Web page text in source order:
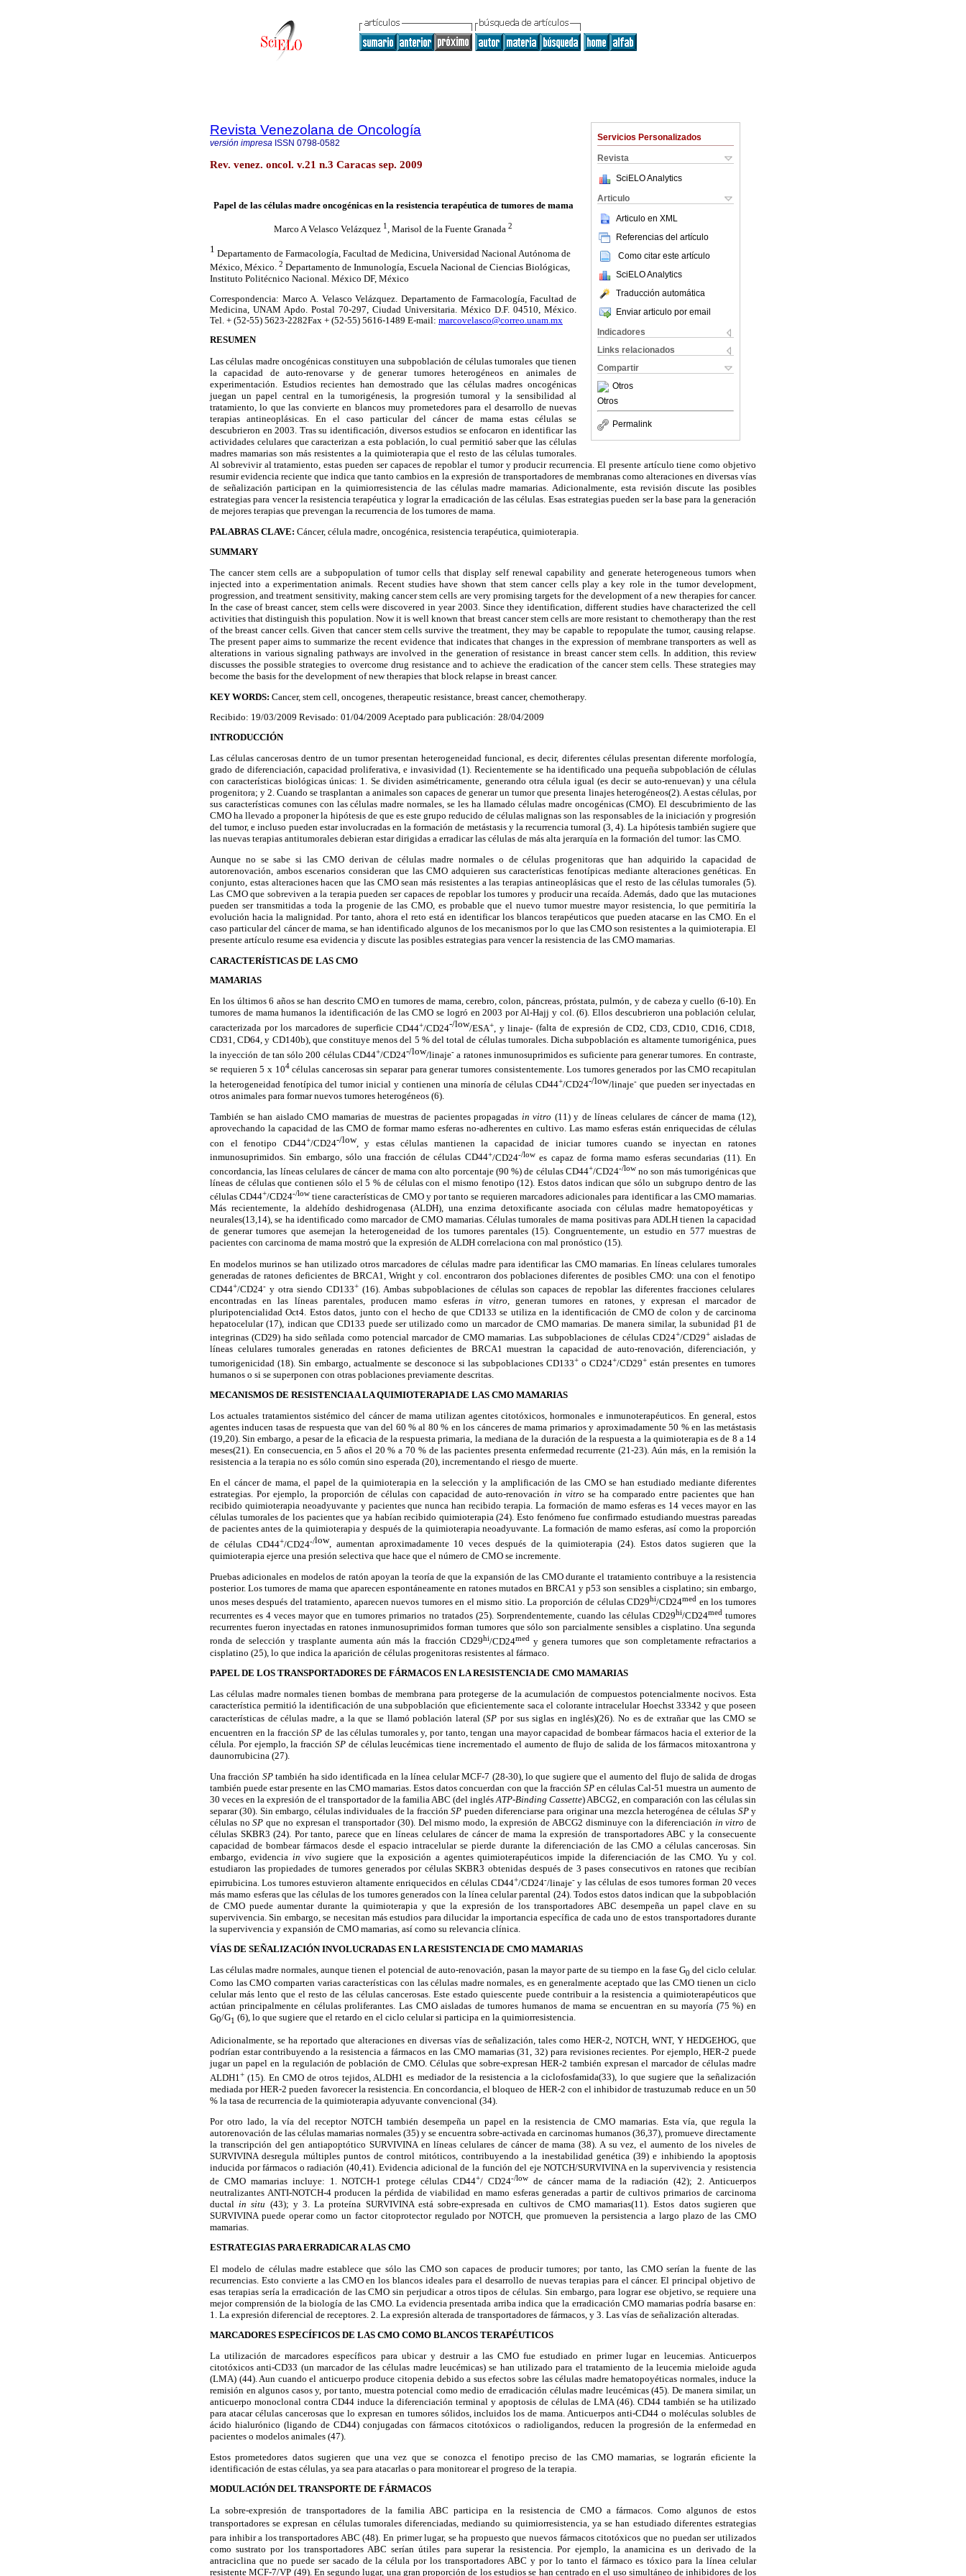
Servicios Personalizados
Revista
SciELO Analytics
Articulo
Articulo en XML
Referencias del artículo
Como citar este artículo
SciELO Analytics
Traducción automática
Enviar articulo por email
Indicadores
Links relacionados
Compartir
Otros
Otros
Permalink
Revista Venezolana de Oncología
versión impresa ISSN 0798-0582
Rev. venez. oncol. v.21 n.3 Caracas sep. 2009
Papel de las células madre oncogénicas en la resistencia terapéutica de tumores de mama
Marco A Velasco Velázquez 1 , Marisol de la Fuente Granada 2
1 Departamento de Farmacología, Facultad de Medicina, Universidad Nacional Autónoma de
México, México. 2 Departamento de Inmunología, Escuela Nacional de Ciencias Biológicas,
Instituto Politécnico Nacional. México DF, México
Correspondencia: Marco A. Velasco Velázquez. Departamento de Farmacología, Facultad de
Medicina, UNAM Apdo. Postal 70-297, Ciudad Universitaria. México D.F. 04510, México.
Tel. + (52-55) 5623-2282Fax + (52-55) 5616-1489 E-mail: marcovelasco@correo.unam.mx
RESUMEN
Las células madre oncogénicas constituyen una subpoblación de células tumorales que tienen
la capacidad de auto-renovarse y de generar tumores heterogéneos en animales de
experimentación. Estudios recientes han demostrado que las células madres oncogénicas
juegan un papel central en la tumorigénesis, la progresión tumoral y la sensibilidad al
tratamiento, lo que las convierte en blancos muy prometedores para el desarrollo de nuevas
terapias antineoplásicas. En el caso particular del cáncer de mama estas células se
descubrieron en 2003. Tras su identificación, diversos estudios se enfocaron en identificarlas
actividades celulares que caracterizan a esta población, lo cual permitió saber que las células
madres mamarias son más resistentes a la quimioterapia que el resto de las células tumorales.
Al sobrevivir al tratamiento, estas pueden ser capaces de repoblar el tumor y producir recurrencia. El presente artículo tiene como objetivo
resumir evidencia reciente que indica que tanto cambios en la expresión de transportadores de membranas como alteraciones en diversas vías
de señalización participan en la quimiorresistencia de las células madre mamarias. Adicionalmente, esta revisión discute las posibles
estrategias para vencer la resistencia terapéutica y lograr la erradicación de las células. Esas estrategias pueden ser la base para la generación
de mejores terapias que prevengan la recurrencia de los tumores de mama.
PALABRAS CLAVE: Cáncer, célula madre, oncogénica, resistencia terapéutica, quimioterapia.
SUMMARY
The cancer stem cells are a subpopulation of tumor cells that display self renewal capability and generate heterogeneous tumors when
injected into a experimentation animals. Recent studies have shown that stem cancer cells play a key role in the tumor development,
progression, and treatment sensitivity, making cancer stem cells are very promising targets for the development of a new therapies for cancer.
In the case of breast cancer, stem cells were discovered in year 2003. Since they identification, different studieshave characterized the cell
activities that distinguish this population. Now it is well known that breast cancer stemcells are more resistant to chemotherapy than the rest
of the breast cancer cells. Given that cancer stem cells survive the treatment, they may be capable to repopulate the tumor, causing relapse.
The present paper aims to summarize the recent evidence that indicates that changes in the expression of membrane transporters as well as
alterations in various signaling pathways are involved in the generation of resistance in breast cancer stem cells. In addition, this review
discusses the possible strategies to overcome drug resistance and to achieve the eradicationof the cancer stem cells. These strategies may
become the basis for the development of new therapies that block relapse in breast cancer.
KEY WORDS: Cancer, stem cell, oncogenes, therapeutic resistance, breast cancer, chemotherapy.
Recibido: 19/03/2009 Revisado: 01/04/2009 Aceptado para publicación: 28/04/2009
INTRODUCCIÓN
Las células cancerosas dentro de un tumor presentan heterogeneidad funcional, es decir, diferentes células presentan diferente morfología,
grado de diferenciación, capacidad proliferativa, e invasividad (1). Recientemente se ha identificado una pequeña subpoblación de células
con características biológicas únicas: 1. Se dividen asimétricamente, generando otra célula igual (es decir se auto-renuevan) y una célula
progenitora; y 2. Cuando se trasplantan a animales son capaces de generar un tumor que presenta linajes heterogéneos(2). A estas células, por
sus características comunes con las células madre normales, se les ha llamado células madre oncogénicas (CMO). El descubrimiento de las
CMO ha llevado a proponer la hipótesis de que es este grupo reducido de células malignas son las responsables de la iniciación y progresión
del tumor, e incluso pueden estar involucradasen la formación de metástasis y la recurrenciatumoral (3, 4). La hipótesis también sugiere que
las nuevas terapias antitumorales debieran estar dirigidas a erradicar las células de más alta jerarquía en la formación del tumor: las CMO.
Aunque no se sabe si las CMO derivan de células madre normales o de células progenitoras que han adquirido la capacidad de
autorenovación, ambos escenarios consideran que lasCMO adquieren sus características fenotípicas mediante alteraciones genéticas. En
conjunto, estas alteraciones hacen que las CMO sean más resistentes a las terapias antineoplásicas que el resto de las células tumorales (5).
Las CMO que sobreviven a la terapia pueden ser capaces de repoblar los tumores y producir una recaída. Además, dado que las mutaciones
pueden ser transmitidas a toda la progenie de las CMO, es probable que el nuevo tumor muestre mayor resistencia, lo que permitiría la
evolución hacia la malignidad. Por tanto, ahora el reto está en identificar los blancos terapéuticos que pueden atacarse en las CMO. En el
caso particular del cáncer de mama, se han identificado algunosde los mecanismos por lo que las CMO son resistentes a la quimioterapia. El
presente artículo resume esa evidencia y discute las posibles estrategias para vencer la resistencia de las CMO mamarias.
CARACTERÍSTICAS DE LAS CMO
MAMARIAS
En los últimos 6 años se han descrito CMO en tumores de mama, cerebro, colon, páncreas, próstata, pulmón, y de cabeza y cuello (6-10). En
tumores de mama humanos la identificación delas CMO se logró en 2003 por Al-Hajj y col. (6). Ellos descubrieron una población celular,
caracterizada por los marcadores de superficieCD44+/CD24-/low/ESA+ , y linaje-(falta deexpresión de CD2, CD3, CD10, CD16, CD18,
CD31, CD64, y CD140b), que constituye menos del 5 % del total de células tumorales. Dicha subpoblación es altamente tumorigénica, pues
la inyección de tan sólo 200 células CD44+/CD24-/low/linaje- a ratones inmunosuprimidos es suficiente para generar tumores. En contraste,
se requieren 5 x 104células cancerosas sin separar para generar tumores consistentemente. Los tumores generados por las CMO recapitulan
la heterogeneidad fenotípica del tumor inicial y contienen una minoría de células CD44+/CD24-/low/linaje- que pueden ser inyectadas en
otros animales para formar nuevos tumores heterogéneos (6).
También se han aislado CMO mamarias de muestras de pacientes propagadas in vitro (11) y de líneas celulares de cáncer de mama (12),
aprovechando la capacidad de las CMO de formar mamo esferas no-adherentes en cultivo. Las mamo esferas están enriquecidas de células
con el fenotipo CD44+/CD24-/low, y estas células mantienen la capacidad de iniciar tumores cuando se inyectan en ratones
inmunosuprimidos. Sin embargo, sólo una fracción de células CD44+/CD24-/lowes capaz de forma mamo esferassecundarias (11). En
concordancia, las líneas celulares de cáncer de mama con alto porcentaje (90 %) de células CD44+/CD24-/low no son más tumorigénicas que
líneas de células que contienen sólo el 5 % de células con el mismo fenotipo(12). Estos datos indican que sólo un subgrupo dentro de las
células CD44+/CD24-/low tiene características de CMO y por tanto se requieren marcadores adicionales para identificar a las CMO mamarias.
Más recientemente, la aldehído deshidrogenasa (ALDH), una enzima detoxificante asociada con células madre hematopoyéticas y
neurales(13,14), se ha identificado como marcador de CMO mamarias. Células tumorales de mama positivas para ADLH tienen la capacidad
de generar tumores que asemejan la heterogeneidad de los tumores parentales (15). Congruentemente, un estudio en 577 muestras de
pacientes con carcinoma de mama mostró que la expresión de ALDH correlaciona con mal pronóstico (15).
En modelos murinos se han utilizado otros marcadores de células madre para identificar lasCMO mamarias. En líneas celulares tumorales
generadas de ratones deficientes de BRCA1,
Wright y col. encontraron dos poblaciones diferentes de posibles CMO: una con el fenotipo
CD44+/CD24- y otra siendo CD133+(16). Ambas subpoblaciones de células son capaces de repoblarlas diferentes fracciones celulares
encontradas en las líneas parentales, producen mamo esferasin vitro , generan tumores en ratones, y expresan el marcador de
pluripotencialidad Oct4. Estos datos, junto con el hecho de que CD133 se utiliza en la identificación de CMO de colon y decarcinoma
hepatocelular (17), indican que CD133 puede ser utilizado como un marcador de CMO mamarias. De manera similar, la subunidad β1 de
integrinas (CD29) ha sido señlada como potencial marcador de CMO mamarias. Las subpoblaciones de células CD24+/CD29+aisladas de
líneas celulares tumorales generadasen ratones deficientes de BRCA1 muestran la capacidad de auto-renovación, diferenciación, y
tumorigenicidad (18). Sin embargo, actualmente se desconoce si las subpoblaciones CD133+o CD24+/CD29+ están presentes en tumores
humanos o si se superponen con otras poblaciones previamente descritas.
MECANISMOS DE RESISTENCIA A LA QUIMIOTERAPIA DE LAS CMO MAMARIAS
Los actuales tratamientos sistémico del cáncer de mama utilizan agentes citotóxicos, hormonales e inmunoterapéuticos. En general, estos
agentes inducen tasas de respuesta que van del 60 % al 80 % en los cánceres de mama primarios y aproximadamente 50 % en las metástasis
(19,20). Sin embargo, a pesar de la eficacia de la respuesta primaria, la mediana de la duración de la respuesta a la quimioterapia es de 8 a 14
meses(21). En consecuencia, en 5 años el 20 % a 70 % de las pacientes presenta enfermedadrecurrente (21-23). Aún más, en la remisión la
resistencia a la terapia no es sólo común sino esperada (20), incrementando el riesgo de muerte.
En el cáncer de mama, el papel de la quimioterapia en la selección y la amplificación de las CMO se han estudiado mediante diferentes
estrategias. Por ejemplo, la proporción de células con capacidad de auto-renovación in vitro se ha comparado entre pacientes que han
recibido quimioterapia neoadyuvante y pacientes que nunca han recibido terapia. La formación de mamo esferas es 14 veces mayor en las
células tumorales de los pacientes que ya habían recibido quimioterapia (24). Esto fenómeno fue confirmado estudiando muestras pareadas
de pacientes antes de la quimioterapia y después de la quimioterapianeoadyuvante. La formación de mamo esferas,así como la proporción
de células CD44+/CD24-/low, aumentan aproximadamente 10 veces después de la quimioterapia (24). Estos datos sugieren que la
quimioterapia ejerce una presión selectiva que hace que el número de CMO se incremente.
Pruebas adicionales en modelos de ratón apoyan la teoría de que la expansión de las CMO durante el tratamiento contribuye a la resistencia
posterior. Los tumores de mama que aparecen espontáneamente en ratones mutados en BRCA1 y p53 son sensibles a cisplatino; sin embargo,
unos meses después del tratamiento, aparecen nuevos tumores en el mismo sitio. La proporción de células CD29hi/CD24med en los tumores
recurrentes es 4 veces mayor que en tumores primarios no tratados (25). Sorprendentemente, cuando las células CD29hi/CD24medtumores
recurrentes fueron inyectadas en ratones inmunosuprimidos forman tumores que sólo son parcialmente sensibles a cisplatino. Una segunda
ronda de selección y trasplante aumenta aún más la fracción CD29hi/CD24medy genera tumores que son completamente refractarios a
cisplatino (25), lo que indica la aparición de células progenitoras resistentes al fármaco.
PAPEL DE LOS TRANSPORTADORES DE FÁRMACOS EN LA RESISTENCIA DE CMO MAMARIAS
Las células madre normales tienen bombas de membrana para protegerse de la acumulación de compuestos potencialmente nocivos. Esta
característica permitió la identificación de una subpoblación que eficientemente saca el colorante intracelular Hoechst 33342 y que poseen
características de células madre, a la que se llamó población lateral (SPpor sus siglas en inglés)(26). No es de extrañar que lasCMO se
encuentren en la fracciónSPde las células tumorales y, por tanto, tengan una mayorcapacidad de bombear fármacos hacia el exterior de la
célula. Por ejemplo, la fracciónSP de células leucémicas tiene incrementado el aumento deflujo de salida de los fármacos mitoxantrona y
daunorrubicina (27).
Una fracción SPtambién ha sido identificada en la línea celular MCF-7 (28-30), lo que sugiere que el aumento del flujo de salida de drogas
también puede estar presente en las CMO mamarias. Estos datos concuerdan con que la fracción SP en células Cal-51 muestra un aumento de
30 veces en la expresión de el transportador de la familia ABC (del inglésATP-Binding Cassette) ABCG2, en comparación con las células sin
separar (30). Sin embargo, células individuales de la fracciónSP pueden diferenciarse para originar una mezclaheterogénea de células SPy
células noSPque no expresan el transportador (30). Del mismo modo, la expresión de ABCG2 disminuye con la diferenciación in vitrode
células SKBR3(24). Por tanto, parece que en líneas celulares de cáncerde mama la expresión de transportadores ABC y la consecuente
capacidad de bombear fármacos desde el espacio intracelular se pierde durante ladiferenciación de las CMO a células cancerosas.Sin
embargo, evidencia in vivo sugiere que la exposición a agentes quimioterapéuticos impide la diferenciación de las CMO. Yu y col.
estudiaron las propiedades de tumores generados por células SKBR3 obtenidas despuésde 3 pases consecutivos en ratones que recibían
epirrubicina. Los tumores estuvieron altamente enriquecidos en células CD44+/CD24-/linaje-y las células de esos tumores forman 20 veces
más mamo esferas que las células de los tumoresgenerados con la línea celular parental (24). Todos estos datos indican que la subpoblación
de CMO puede aumentar durante la quimioterapia y que la expresión de los transportadores ABC desempeña un papel clave en su
supervivencia. Sin embargo, se necesitan más estudios para dilucidar la importancia específica de cada uno de estos transportadores durante
la supervivencia y expansión de CMO mamarias, así como su relevancia clínica.
VÍAS DE SEÑALIZACIÓN INVOLUCRADAS EN LA RESISTENCIA DE CMO MAMARIAS
Las células madre normales, aunque tienen el potencial de auto-renovación, pasan lamayor parte de su tiempo en la fase G0 del ciclo celular.
Como las CMO comparten varias características con las células madre normales, es en generalmente aceptado que las CMO tienen un ciclo
celular más lento que el resto de las células cancerosas. Este estado quiescente puede contribuir a la resistencia a quimioterapéuticos que
actúan principalmenteen células proliferantes. Las CMO aisladas detumores humanos de mama se encuentran en su mayoría (75 %) en
G0/G1 (6), lo que sugiere que el retardo en el ciclo celular si participa en la quimiorresistencia.
Adicionalmente, se ha reportado que alteraciones en diversas vías de señalización, tales como HER-2, NOTCH, WNT, Y HEDGEHOG, que
podrían estar contribuyendo a la resistencia a fármacos en las CMO mamarias(31, 32) para revisiones recientes. Por ejemplo, HER-2 puede
jugar un papel en la regulación de población de CMO. Células que sobre-expresan HER-2 también expresan el marcador de células madre
ALDH1 + (15). En CMO de otros tejidos, ALDH1 es mediador de la resistencia a la ciclofosfamida(33), lo que sugiere que la señalización
mediada porHER-2 pueden favorecer la resistencia. En concordancia, el bloqueo de HER-2 con el inhibidor de trastuzumab reduce en un 50
% la tasa de recurrencia de la quimioterapia adyuvante convencional (34).
Por otro lado, la vía del receptor NOTCH también desempeña un papel en la resistencia de CMO mamarias. Esta vía, que regula la
autorenovación de las células mamarias normales (35) y se encuentra sobre-activada en carcinomas humanos (36,37), promueve directamente
la transcripción del gen antiapoptótico SURVIVINA en líneas celulares de cáncer de mama (38). A su vez, el aumento de los niveles de
SURVIVINA desregula múltiples puntos de control mitóticos, contribuyendo a la inestabilidad genética (39) e inhibiendo la apoptosis
inducida por fármacos o radiación (40,41). Evidencia adicional de la función del eje NOTCH/SURVIVINA en la supervivencia y resistencia
de CMO mamarias incluye: 1. NOTCH-1 protege células CD44+/ CD24-/low de cáncer mama de la radiación (42); 2. Anticuerpos
neutralizantes ANTI-NOTCH-4 producen la pérdida de viabilidad en mamo esferas generadas a partir de cultivos primariosde carcinoma
ductalin situ (43); y 3. La proteína SURVIVINA está sobre-expresada en cultivos de CMO mamarias(11). Estos datos sugieren que
SURVIVINA puede operar como un factor citoprotector regulado por NOTCH, quepromueven la persistencia a largo plazo de las CMO
mamarias.
ESTRATEGIAS PARA ERRADICAR A LAS CMO
El modelo de células madre establece que sólo las CMO son capaces de producir tumores; por tanto, las CMO serían la fuente de las
recurrencias. Esto convierte a las CMO en los blancos ideales para el desarrollo de nuevas terapias para el cáncer. El principal objetivo de
esas terapias sería la erradicación de las CMO sin perjudicar a otros tipos de células. Sin embargo, para lograr ese objetivo, se requiere una
mejor comprensión de la biología de las CMO. La evidencia presentada arriba indica que la erradicación CMO mamarias podría basarseen:
1. La expresión diferencial de receptores. 2. La expresión alterada de transportadores de fármacos, y 3. Las vías de señalización alteradas.
MARCADORES ESPECÍFICOS DE LAS CMO COMO BLANCOS TERAPÉUTICOS
La utilización de marcadores específicos para ubicar y destruir a las CMO fue estudiado en primer lugar en leucemias. Anticuerpos
citotóxicos anti-CD33 (un marcador de las células madre leucémicas) se han utilizado para el tratamiento de la leucemia mieloide aguda
(LMA) (44). Aun cuando el anticuerpo produce citopenia debido a sus efectos sobre las células madre hematopoyéticas normales, induce la
remisión en algunos casos y, por tanto, muestra potencial como medio de erradicación células madre leucémicas (45). De manera similar, un
anticuerpo monoclonal contra CD44 induce la diferenciación terminal y apoptosis de células de LMA (46). CD44 también se ha utilizado
para atacar células cancerosas que lo expresan en tumores sólidos, incluidos los de mama. Anticuerpos anti-CD44 o moléculas solubles de
ácido hialurónico (ligando de CD44) conjugadas con fármacos citotóxicos o radioligandos, reducen la progresión de la enfermedad en
pacientes o modelos animales (47).
Estos prometedores datos sugieren que una vez que se conozca el fenotipo preciso de las CMO mamarias, se lograrán eficiente la
identificación de estas células, ya sea para atacarlas o para monitorear el progreso de la terapia.
MODULACIÓN DEL TRANSPORTE DE FÁRMACOS
La sobre-expresión de transportadores de la familia ABC participa en la resistencia de CMO a fármacos. Como algunos de estos
transportadores se expresan en células tumorales diferenciadas, mediando su quimiorresistencia, ya se han estudiado diferentes estrategias
para inhibir a los transportadores ABC(48). En primer lugar, se ha propuesto que nuevos fármacos citotóxicos queno puedan ser utilizados
como sustrato por lostransportadores ABC serían útiles para superarla resistencia. Por ejemplo, la anamicina es un derivado de la
antraciclina que no puede sersacado de la célula por los transportadores ABC y por lo tanto el fármaco es tóxico para la línea celular
resistente MCF-7/VP (49). En segundo lugar, una gran proporción de los estudios se han centrado en el uso simultáneo de inhibidores de los